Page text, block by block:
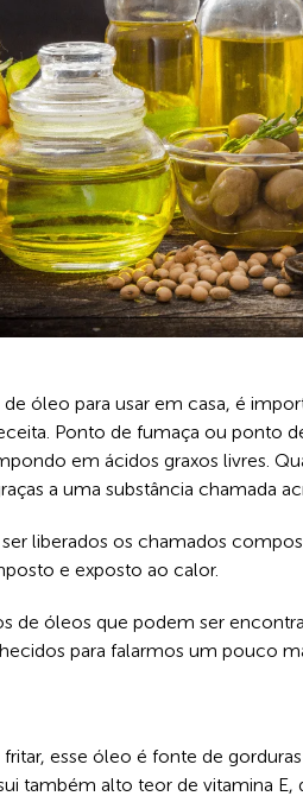
óleo para usar em casa, é
Ponto de fumaça ou ponto
em ácidos graxos livres.
a uma substância chamada
liberados os chamados
e exposto ao calor.
de óleos que podem ser
para falarmos um pouco
fritar, esse óleo é fonte de
também alto teor de vitamina